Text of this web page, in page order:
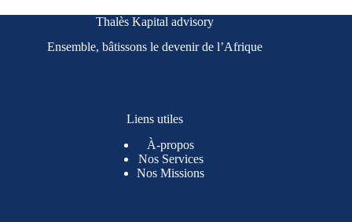
Thalès Kapital advisory
Ensemble, bâtissons le devenir de l’Afrique
Liens utiles
À-propos
Nos Services
Nos Missions